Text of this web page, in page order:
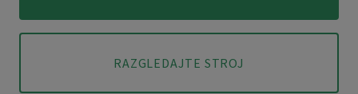
RAZGLEDAJTE STROJ